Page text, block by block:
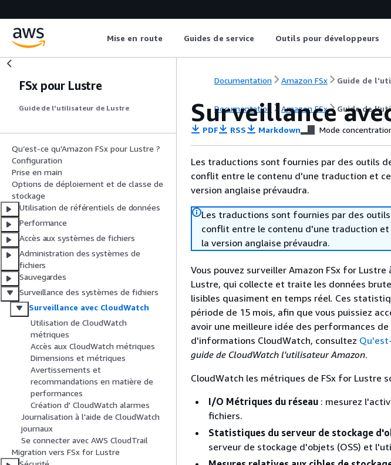
Mise en route Guides de service Outils pour développeurs
FSx pour Lustre
Guide de l'utilisateur de Lustre
Qu’est-ce qu’Amazon FSx pour Lustre ?
Configuration
Prise en main
Options de déploiement et de classe de
stockage
Utilisation de référentiels de données
Performance
Accès aux systèmes de fichiers
Administration des systèmes de
fichiers
Sauvegardes
Surveillance des systèmes de fichiers
Surveillance avec CloudWatch
Utilisation de CloudWatch
métriques
Accès aux CloudWatch métriques
Dimensions et métriques
Avertissements et
recommandations en matière de
performances
Création d' CloudWatch alarmes
Journalisation à l'aide de CloudWatch
journaux
Se connecter avec AWS CloudTrail
Migration vers FSx for Lustre
Documentation Amazon FSx Guide de
Documentation Amazon FSx Guide de
Surveillance
PDF RSS Markdown Mode
Les traductions sont fournies par des outils
conflit entre le contenu d'une traduction et
version anglaise prévaudra.
Les traductions sont fournies par des
conflit entre le contenu d'une traduction et
la version anglaise prévaudra.
Vous pouvez surveiller Amazon FSx for
Lustre, qui collecte et traite les données
lisibles quasiment en temps réel. Ces
période de 15 mois, afin que vous puissiez
avoir une meilleure idée des performances
d'informations CloudWatch, consultez
guide de CloudWatch l'utilisateur Amazon.
CloudWatch les métriques de FSx for Lustre
I/O Métriques du réseau : mesurez
fichiers.
Statistiques du serveur de stockage
serveur de stockage d'objets (OSS) et